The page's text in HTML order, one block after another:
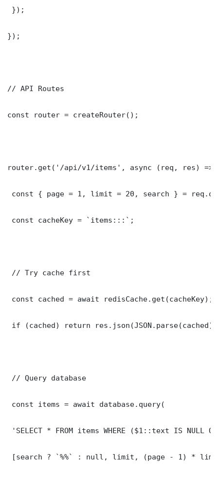
});
});
// API Routes
const router = createRouter();
router.get('/api/v1/items', async (req, res) =>
const { page = 1, limit = 20, search } =
const cacheKey = `items:::`;
// Try cache first
const cached = await redisCache.get(cacheKey);
if (cached) return
// Query database
const items = await database.query(
'SELECT * FROM items WHERE ($1::text IS NULL
[search ? `%%` : null, limit, (page - 1) *